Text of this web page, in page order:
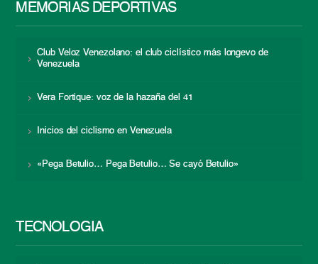
MEMORIAS DEPORTIVAS
Club Veloz Venezolano: el club ciclístico más longevo de
Venezuela
Vera Fortique: voz de la hazaña del 41
Inicios del ciclismo en Venezuela
«Pega Betulio… Pega Betulio… Se cayó Betulio»
TECNOLOGÍA